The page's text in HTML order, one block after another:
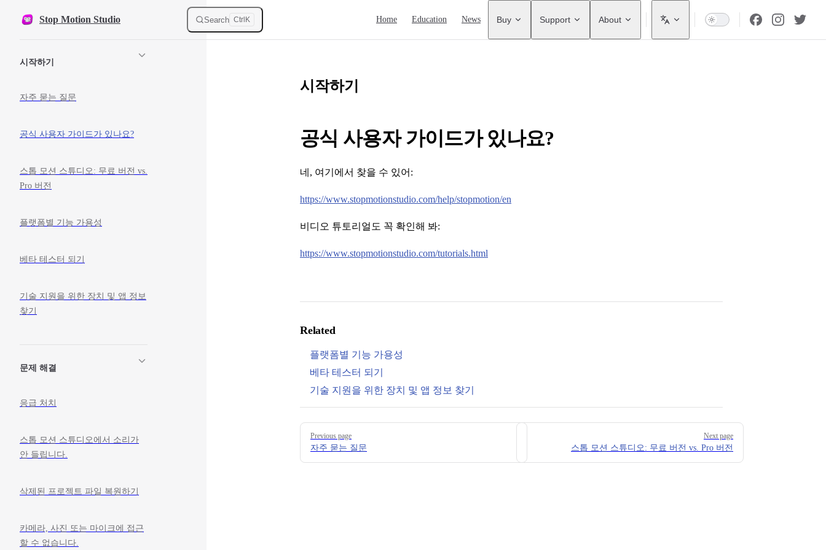
Skip to content
Stop Motion Studio Search Ctrl K Home Education News Buy Support About
시작하기
자주 묻는 질문
공식 사용자 가이드가 있나요?
스톱 모션 스튜디오: 무료 버전 vs.
Pro 버전
플랫폼별 기능 가용성
베타 테스터 되기
기술 지원을 위한 장치 및 앱 정보
찾기
문제 해결
응급 처치
스톱 모션 스튜디오에서 소리가
안 들립니다.
삭제된 프로젝트 파일 복원하기
카메라, 사진 또는 마이크에 접근
할 수 없습니다.
시작하기
공식 사용자 가이드가 있나요?
네, 여기에서 찾을 수 있어:
https://www.stopmotionstudio.com/help/stopmotion/en
비디오 튜토리얼도 꼭 확인해 봐:
https://www.stopmotionstudio.com/tutorials.html
Related
플랫폼별 기능 가용성
베타 테스터 되기
기술 지원을 위한 장치 및 앱 정보 찾기
Pager
Previous page
자주 묻는 질문
Next page
스톱 모션 스튜디오: 무료 버전 vs. Pro 버전